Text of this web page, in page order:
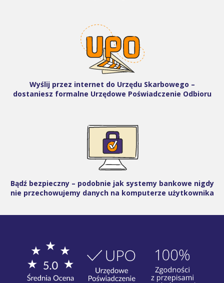
Wyślij przez internet do Urzędu Skarbowego –
dostaniesz formalne Urzędowe Poświadczenie Odbioru
Bądź bezpieczny – podobnie jak systemy bankowe nigdy
nie przechowujemy danych na komputerze użytkownika